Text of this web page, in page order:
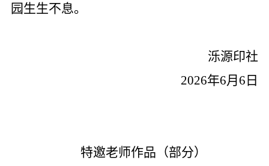
园生生不息。
泺源印社
2026年6月6日
特邀老师作品（部分）